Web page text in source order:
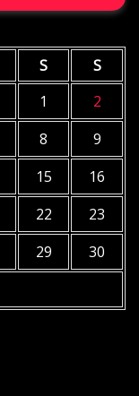
S
S
1
2
8
9
15
16
22
23
29
30